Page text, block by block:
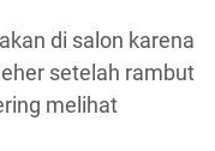
di salon karena
setelah rambut
melihat